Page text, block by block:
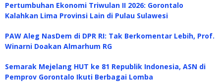
Pertumbuhan Ekonomi Triwulan II 2026: Gorontalo
Kalahkan Lima Provinsi Lain di Pulau Sulawesi
PAW Aleg NasDem di DPR RI: Tak Berkomentar Lebih, Prof.
Winarni Doakan Almarhum RG
Semarak Mejelang HUT ke 81 Republik Indonesia, ASN di
Pemprov Gorontalo Ikuti Berbagai Lomba